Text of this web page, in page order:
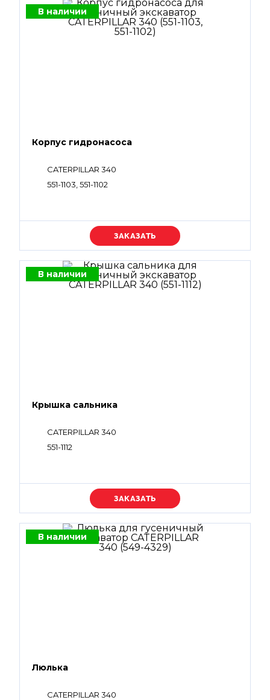
В наличии
Корпус гидронасоса
CATERPILLAR 340
551-1103, 551-1102
Уточняйте цену
В наличии
Крышка сальника
CATERPILLAR 340
551-1112
Уточняйте цену
В наличии
Люлька
CATERPILLAR 340